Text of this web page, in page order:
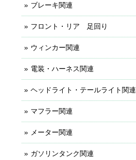
ブレーキ関連
フロント・リア 足回り
ウィンカー関連
電装・ハーネス関連
ヘッドライト・テールライト関連
マフラー関連
メーター関連
ガソリンタンク関連